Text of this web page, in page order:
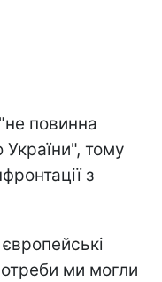
повинна
тому
з
ми могли